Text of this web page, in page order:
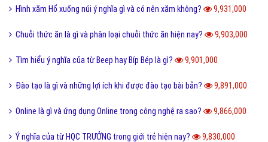
Hình xăm Hổ xuống núi ý nghĩa gì và có nên xăm không? 9,931,000
Chuỗi thức ăn là gì và phân loại chuỗi thức ăn hiện nay? 9,903,000
Tìm hiểu ý nghĩa của từ Beep hay Bíp Bép là gì? 9,901,000
Đào tạo là gì và những lợi ích khi được đào tạo bài bản? 9,891,000
Online là gì và ứng dụng Online trong công nghệ ra sao? 9,866,000
Ý nghĩa của từ HỌC TRƯỞNG trong giới trẻ hiện nay? 9,830,000